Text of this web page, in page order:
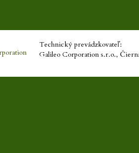
Technický prevádzkovateľ:
Galileo Corporation s.r.o.,